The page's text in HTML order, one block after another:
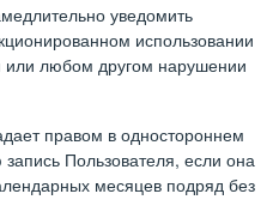
уведомить
использовании
или любом другом нарушении
правом в одностороннем
Пользователя, если она
месяцев подряд без